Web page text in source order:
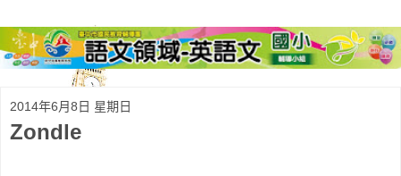
2014年6月8日 星期日
Zondle